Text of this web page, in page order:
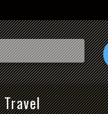
Travel